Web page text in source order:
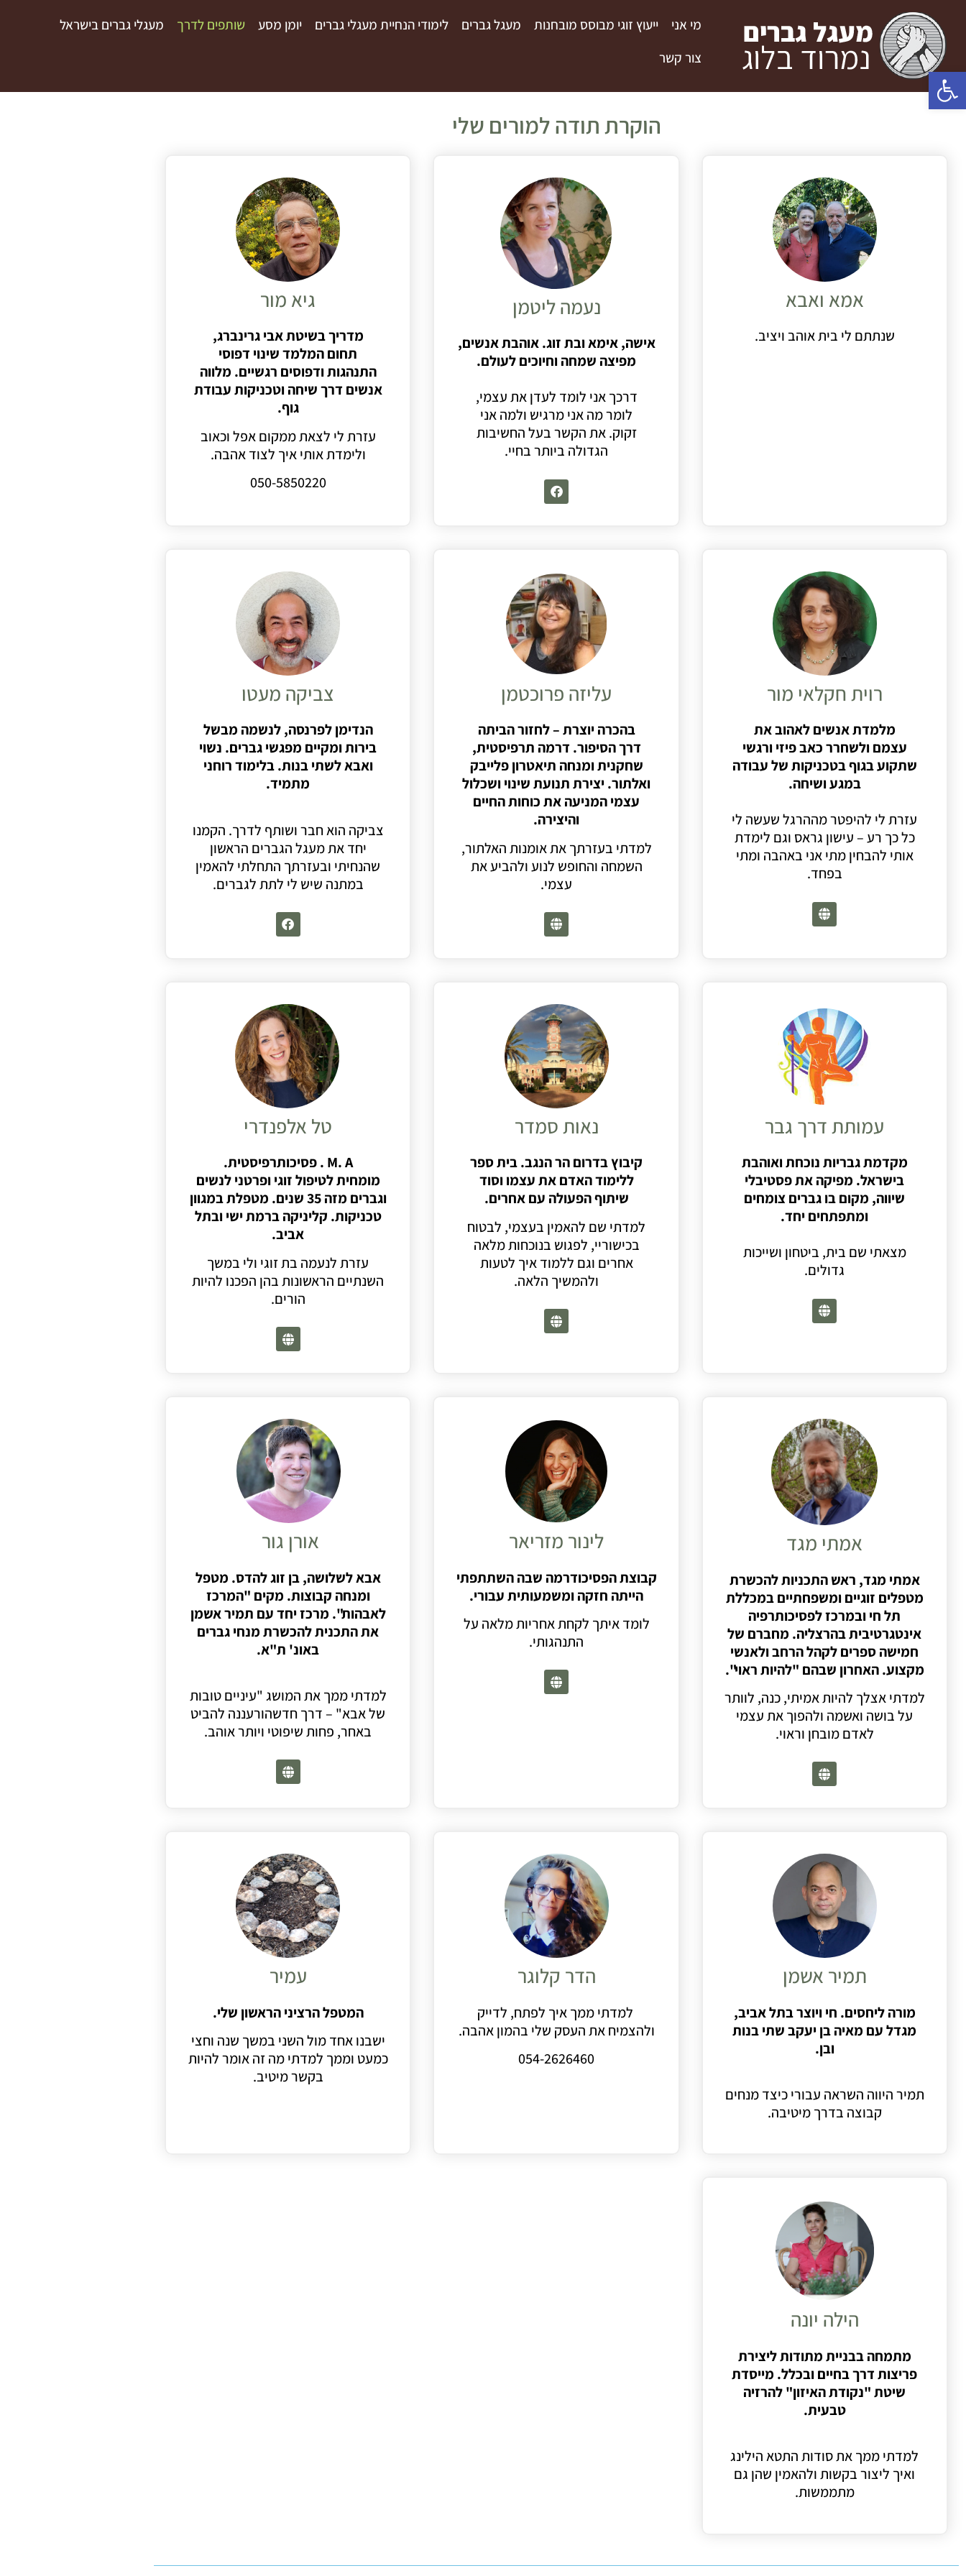
פתח סרגל נגישות
מי אני ייעוץ זוגי מבוסס מובחנות מעגל גברים לימודי הנחיית מעגלי גברים יומן מסע שותפים לדרך
מעגלי גברים בישראל
צור קשר
הוקרת תודה למורים שלי
אמא ואבא
שנתתם לי בית אוהב ויציב.
נעמה ליטמן
אישה, אימא ובת זוג. אוהבת אנשים,
מפיצה שמחה וחיוכים לעולם.
דרכך אני לומד לעדן את עצמי,
לומר מה אני מרגיש ולמה אני
זקוק. את הקשר בעל החשיבות
הגדולה ביותר בחיי.
גיא מור
מדריך בשיטת אבי גרינברג,
תחוםהמלמד שינוי דפוסי
התנהגותודפוסים רגשיים. מלווה
אנשים דרךשיחה וטכניקות עבודת
גוף.
עזרת לי לצאת ממקום אפל וכאוב
ולימדת אותי איך לצוד אהבה.
050-5850220
רוית חקלאי מור
מלמדת אנשים לאהוב את
עצמםולשחרר כאב פיזי ורגשי
שתקוע בגוףבטכניקות של עבודה
במגע ושיחה.
עזרת לי להיפטר מההרגל שעשה לי
כל כך רע – עישון גראס וגם לימדת
אותי להבחין מתי אני באהבה ומתי
בפחד.
עליזה פרוכטמן
בהכרה יוצרת – לחזור הביתה
דרךהסיפור. דרמה תרפיסטית,
שחקניתומנחה תיאטרון פלייבק
ואלתור.יצירת תנועת שינוי ושכלול
עצמי המניעה את כוחות החיים
והיצירה.
למדתי בעזרתך את אומנות האלתור,
השמחה והחופש לנוע ולהביע את
עצמי.
צביקה מעטו
הנדימן לפרנסה, לנשמה מבשל
בירות ומקיים מפגשי גברים. נשוי
ואבא לשתי בנות. בלימוד רוחני
מתמיד.
צביקה הוא חבר ושותף לדרך. הקמנו
יחד את מעגל הגברים הראשון
שהנחיתי ובעזרתך התחלתי להאמין
במתנה שיש לי לתת לגברים.
עמותת דרך גבר
מקדמת גבריות נוכחת ואוהבת
בישראל. מפיקה את פסטיבלי
שיווה, מקום בו גברים צומחים
ומתפתחיםיחד.
מצאתי שם בית, ביטחון ושייכות
גדולים.
נאות סמדר
קיבוץ בדרום הר הנגב. בית ספר
ללימוד האדם את עצמו וסוד
שיתוףהפעולה עם אחרים.
למדתי שם להאמין בעצמי, לבטוח
בכישוריי, לפגוש בנוכחות מלאה
אחרים וגם ללמוד איך לטעות
ולהמשיך הלאה.
טל אלפנדרי
M. A . פסיכותרפיסטית.
מומחיתלטיפול זוגי ופרטני לנשים
וגברים מזה
35 שנים. מטפלת במגוון
טכניקות. קליניקה ברמת ישי ובתל
אביב.
עזרת לנעמה בת זוגי ולי במשך
השנתיים הראשונות בהן הפכנו להיות
הורים.
אמתי מגד
אמתי מגד, ראש התכניות להכשרת
מטפלים זוגיים ומשפחתיים במכללת
תל חי ובמרכז לפסיכותרפיה
אינטגרטיבית בהרצליה. מחברם של
חמישה ספרים לקהל הרחב ולאנשי
מקצוע. האחרון שבהם "להיות ראוי".
למדתי אצלך להיות אמיתי, כנה, לוותר
על בושה ואשמה ולהפוך את עצמי
לאדם מובחן וראוי.
לינור מזריאר
קבוצת הפסיכודרמה שבה השתתפתי
הייתה חזקה ומשמעותית עבורי.
לומד איתך לקחת אחריות מלאה על
התנהגותי.
אורן גור
אבא לשלושה, בן זוג להדס. מטפל
ומנחה קבוצות. מקים "המרכז
לאבהות". מרכז יחד עם תמיר אשמן
את התכנית להכשרת מנחי גברים
באונ' ת"א.
למדתי ממך את המושג "עיניים טובות
של אבא" – דרך חדשהורעננה להביט
באחר, פחות שיפוטי ויותר אוהב.
תמיר אשמן
מורה ליחסים. חי ויוצר בתל אביב,
מגדל עם מאיה בן יעקב שתי בנות
ובן.
תמיר היווה השראה עבורי כיצד מנחים
קבוצה בדרך מיטיבה.
הדר קלוגר
למדתי ממך איך לפתח, לדייק
ולהצמיח את העסק שלי בהמון אהבה.
054-2626460
עמיר
המטפל הרציני הראשון שלי.
ישבנו אחד מול השני במשך שנה וחצי
כמעט וממך למדתי מה זה אומר להיות
בקשר מיטיב.
הילה יונה
מתמחה בבניית מתודות ליצירת
פריצות דרך בחיים ובכלל. מייסדת
שיטת "נקודת האיזון" להרזיה
טבעית.
למדתי ממך את סודות התטא הילינג
ואיך ליצור בקשות ולהאמין שהן גם
מתממשות.